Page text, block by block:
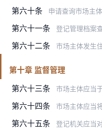
第六十条 申请查询市场主体登
第六十一条 登记管理档案查询内容涉及国
第六十二条 市场主体发生住所（主要经营场所、经营场所）迁
第十章 监督管理
第六十三条
市场主体应当于每年1月1日至6月
第六十四条 市场主体应当将营业执照（含
第六十五条 登记机关应当对登记注册、行政许可、日常监管、行